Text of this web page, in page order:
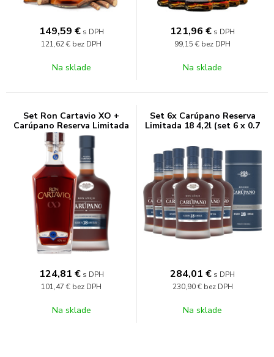
149,59 € s DPH
121,62 € bez DPH
Na sklade
121,96 € s DPH
99,15 € bez DPH
Na sklade
Set Ron Cartavio XO +
Carúpano Reserva Limitada
18 1,4l (set 1 x 0.7 l, 1 x 0.7
124,81 € s DPH
101,47 € bez DPH
Na sklade
Set 6x Carúpano Reserva
Limitada 18 4,2l (set 6 x 0.7
284,01 € s DPH
230,90 € bez DPH
Na sklade